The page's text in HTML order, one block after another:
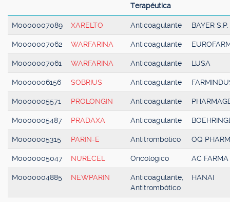
Terapéutica
M0000007089 XARELTO Anticoagulante BAYER S.P.
M0000007062 WARFARINA Anticoagulante
M0000007061 WARFARINA Anticoagulante LUSA
M0000006156 SOBRIUS Anticoagulante
M0000005571 PROLONGIN Anticoagulante
M0000005487 PRADAXA Anticoagulante
M0000005315 PARIN-E Antitrombótico OQ
M0000005047 NURECEL Oncológico AC FARMA
M0000004885 NEWPARIN
Anticoagulante,
Antitrombótico
HANAI